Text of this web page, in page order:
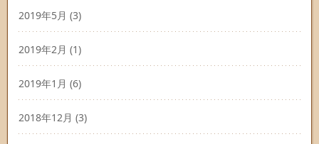
2019年5月 (3)
2019年2月 (1)
2019年1月 (6)
2018年12月 (3)